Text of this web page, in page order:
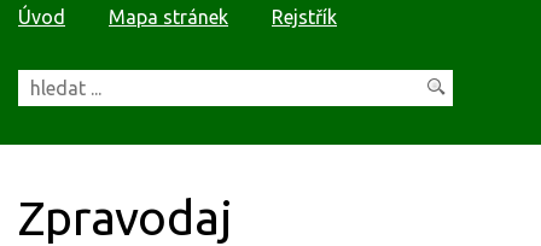
Úvod Mapa stránek Rejstřík
Zpravodaj